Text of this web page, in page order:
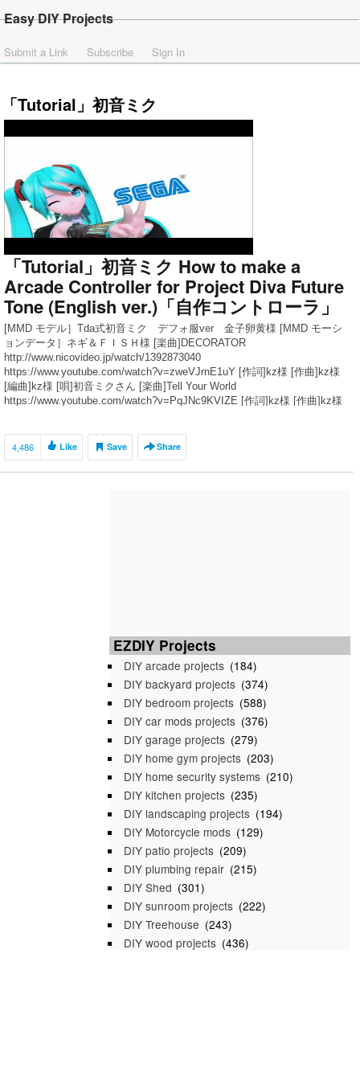
Easy DIY Projects
Submit a Link Subscribe Sign In
「Tutorial」初音ミク
「Tutorial」初音ミク How to make a
Arcade Controller for Project Diva Future
Tone (English ver.)「自作コントローラ」
[MMD モデル］Tda式初音ミク デフォ服ver 金子卵黄様 [MMD モーシ
ョンデータ］ネギ＆ＦＩＳＨ様 [楽曲]DECORATOR
http://www.nicovideo.jp/watch/1392873040
https://www.youtube.com/watch?v=zweVJrnE1uY [作詞]kz様 [作曲]kz様
[編曲]kz様 [唄]初音ミクさん [楽曲]Tell Your World
https://www.youtube.com/watch?v=PqJNc9KVIZE [作詞]kz様 [作曲]kz様
はクリプトン・フューチャー・メディア株式会社の著作物です。 ©
Crypton Future Media, INC. www.piapro.net 「SEGA feat. HATSUNE
MIKU Project」 © SEGA 記載の商品名および社名は各社の登録商標で
4,486 Like Save Share
EZDIY Projects
DIY arcade projects (184)
DIY backyard projects (374)
DIY bedroom projects (588)
DIY car mods projects (376)
DIY garage projects (279)
DIY home gym projects (203)
DIY home security systems (210)
DIY kitchen projects (235)
DIY landscaping projects (194)
DIY Motorcycle mods (129)
DIY patio projects (209)
DIY plumbing repair (215)
DIY Shed (301)
DIY sunroom projects (222)
DIY Treehouse (243)
DIY wood projects (436)